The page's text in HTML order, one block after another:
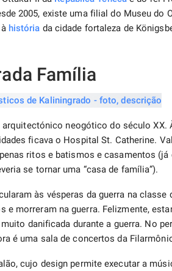
2005, existe uma filial do Museu do
história da cidade fortaleza de
Família
neogótico do século XX.
ficava o Hospital St. Catherine.
ritos e batismos e casamentos
se tornar uma “casa de família”).
às vésperas da guerra na
e morreram na guerra. Felizmente,
danificada durante a guerra. No
é uma sala de concertos da
cujo design permite executar a